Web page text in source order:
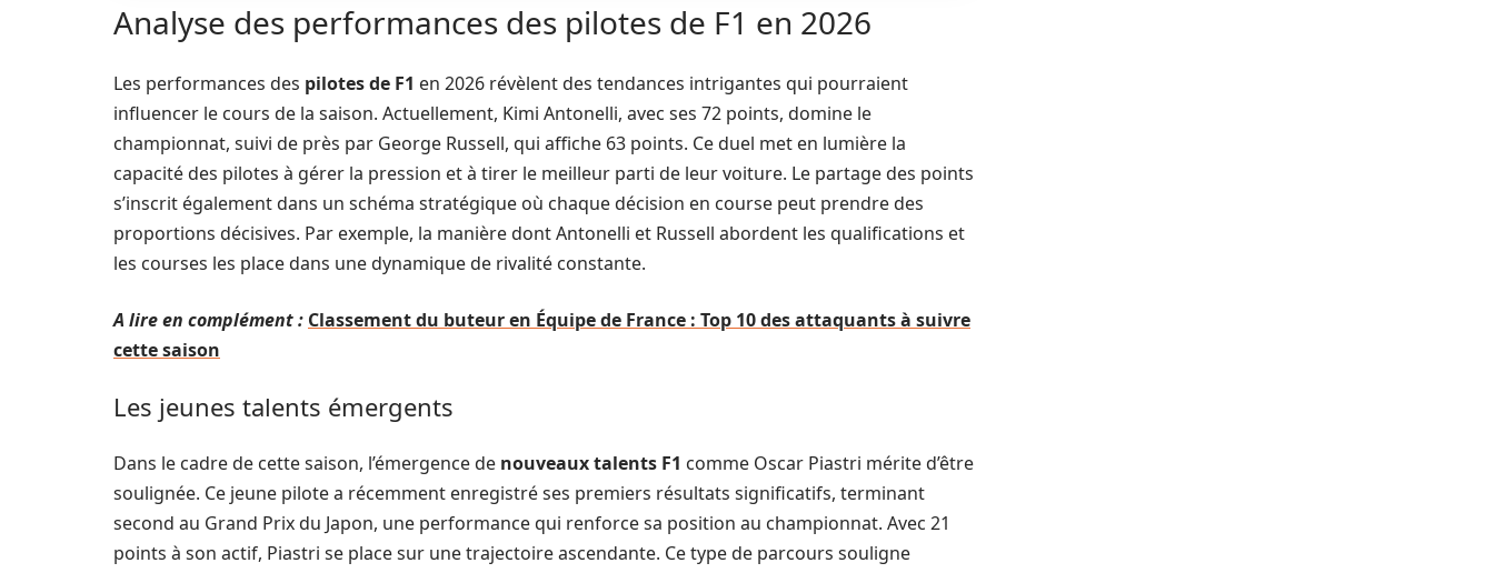
Analyse des performances des pilotes de F1 en 2026
Les performances des pilotes de F1 en 2026 révèlent des tendances intrigantes qui pourraient
influencer le cours de la saison. Actuellement, Kimi Antonelli, avec ses 72 points, domine le
championnat, suivi de près par George Russell, qui affiche 63 points. Ce duel met en lumière la
capacité des pilotes à gérer la pression et à tirer le meilleur parti de leur voiture. Le partage des points
s’inscrit également dans un schéma stratégique où chaque décision en course peut prendre des
proportions décisives. Par exemple, la manière dont Antonelli et Russell abordent les qualifications et
les courses les place dans une dynamique de rivalité constante.
A lire en complément : Classement du buteur en Équipe de France : Top 10 des attaquants à suivre
cette saison
Les jeunes talents émergents
Dans le cadre de cette saison, l’émergence de nouveaux talents F1 comme Oscar Piastri mérite d’être
soulignée. Ce jeune pilote a récemment enregistré ses premiers résultats significatifs, terminant
second au Grand Prix du Japon, une performance qui renforce sa position au championnat. Avec 21
points à son actif, Piastri se place sur une trajectoire ascendante. Ce type de parcours souligne